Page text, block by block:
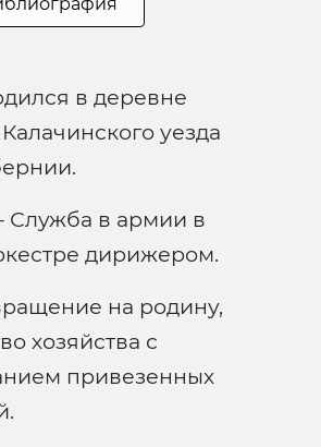
в деревне
уезда
Служба в армии в
дирижером.
на родину,
хозяйства с
привезенных